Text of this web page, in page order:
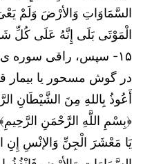
السَّمَاوَاتِ وَالأرْضَ وَلَمْ
الْمَوْتَى بَلَى إِنَّهُ عَلَى کُلِّ
در گوش مسحور یا بیمار
أَعُوذُ بِاللهِ مِنَ الشَّيْطَانِ
﴿بِسْمِ اللَّهِ الرَّحْمَنِ
یَا مَعْشَرَ الْجِنِّ وَالإنْسِ إِنِ